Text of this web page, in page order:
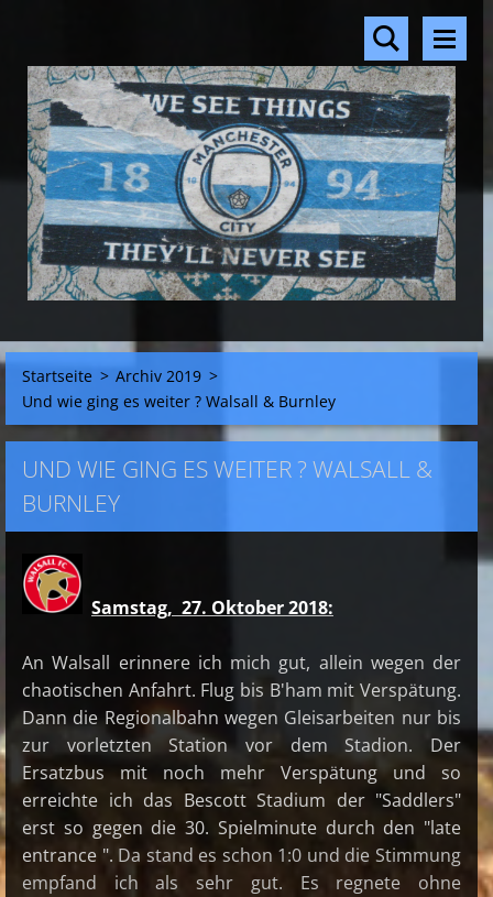
Startseite > Archiv 2019 >
Und wie ging es weiter ? Walsall & Burnley
UND WIE GING ES WEITER ? WALSALL &
BURNLEY
Samstag, 27. Oktober 2018:
An Walsall erinnere ich mich gut, allein wegen der
chaotischen Anfahrt. Flug bis B'ham mit Verspätung.
Dann die Regionalbahn wegen Gleisarbeiten nur bis
zur vorletzten Station vor dem Stadion. Der
Ersatzbus mit noch mehr Verspätung und so
erreichte ich das Bescott Stadium der "Saddlers"
erst so gegen die 30. Spielminute durch den "late
entrance ". Da stand es schon 1:0 und die Stimmung
empfand ich als sehr gut. Es regnete ohne